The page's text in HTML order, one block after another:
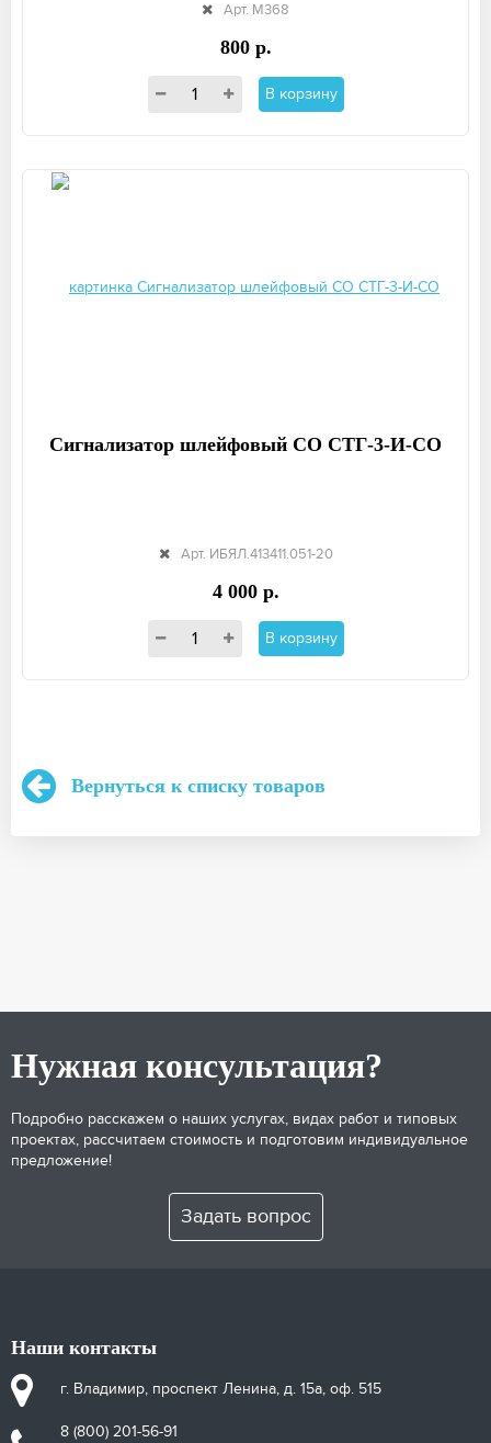
Арт. М368
800 р.
В корзину
Сигнализатор шлейфовый СО СТГ-3-И-СО
Арт. ИБЯЛ.413411.051-20
4 000 р.
В корзину
Вернуться к списку товаров
Нужная консультация?
Подробно расскажем о наших услугах, видах работ и типовых
проектах, рассчитаем стоимость и подготовим индивидуальное
предложение!
Задать вопрос
Наши контакты
г. Владимир, проспект Ленина, д. 15а, оф. 515
8 (800) 201-56-91